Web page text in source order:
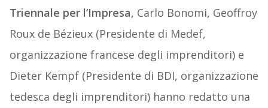
Triennale per l’Impresa, Carlo Bonomi, Geoffroy
Roux de Bézieux (Presidente di Medef,
organizzazione francese degli imprenditori) e
Dieter Kempf (Presidente di BDI, organizzazione
tedesca degli imprenditori) hanno redatto una